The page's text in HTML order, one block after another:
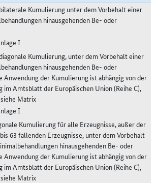
Kumulierung unter dem Vorbehalt einer
hinausgehenden Be- oder
I
Kumulierung, unter dem Vorbehalt einer
hinausgehenden Be- oder
Anwendung der Kumulierung ist abhängig von der
im Amtsblatt der Europäischen Union (Reihe C),
Matrix
I
Kumulierung für alle Erzeugnisse, außer der
63 fallenden Erzeugnisse, unter dem Vorbehalt
hinausgehenden Be- oder
Anwendung der Kumulierung ist abhängig von der
im Amtsblatt der Europäischen Union (Reihe C),
Matrix